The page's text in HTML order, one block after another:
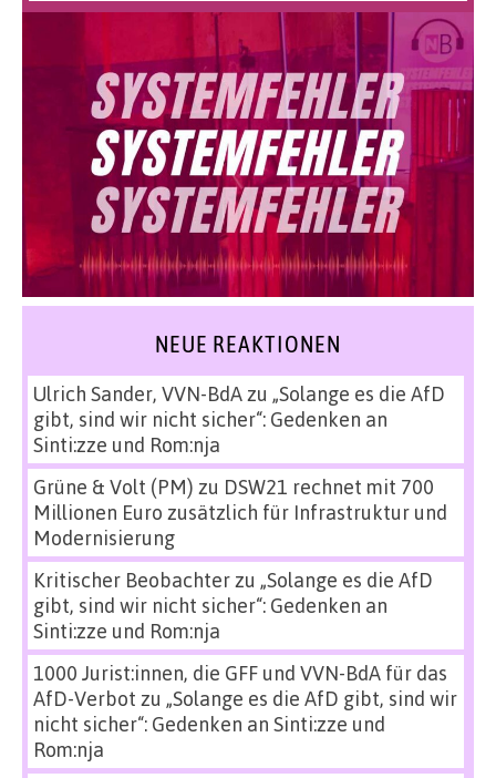
NEUE REAKTIONEN
Ulrich Sander, VVN-BdAzu „Solange es die AfD
gibt, sind wir nicht sicher“: Gedenken an
Sinti:zze und Rom:nja
Grüne & Volt (PM) zu DSW21 rechnet mit 700
Millionen Euro zusätzlich für Infrastruktur und
Modernisierung
Kritischer Beobachterzu „Solange es die AfD
gibt, sind wir nicht sicher“: Gedenken an
Sinti:zze und Rom:nja
1000 Jurist:innen, die GFF und VVN-BdA für das
AfD-Verbot zu „Solange es die AfD gibt, sind wir
nicht sicher“: Gedenken an Sinti:zze und
Rom:nja